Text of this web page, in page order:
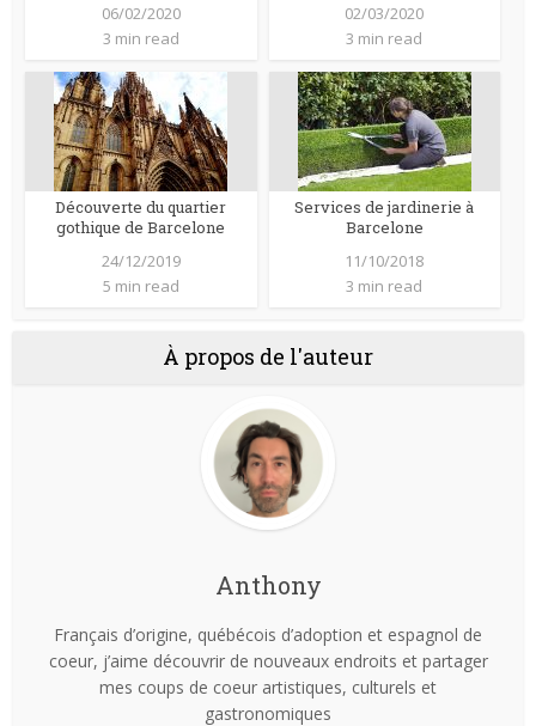
06/02/2020
3 min read
02/03/2020
3 min read
Découverte du quartier
gothique de Barcelone
24/12/2019
5 min read
Services de jardinerie à
Barcelone
11/10/2018
3 min read
À propos de l'auteur
Anthony
Français d’origine, québécois d’adoption et espagnol de
coeur, j’aime découvrir de nouveaux endroits et partager
mes coups de coeur artistiques, culturels et
gastronomiques